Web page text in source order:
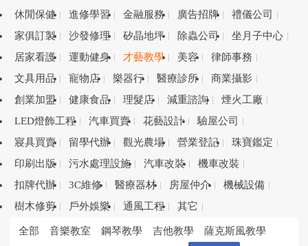
休閒保健
進修學習 金融服務 廣告招牌
禮儀公司
家俱訂製
沙發修理 矽晶地坪 除蟲公司
坐月子中心
居家看護
運動健身 才藝教學 美容
律師事務
文具用品
寵物店 樂器行 醫療診所
商業攝影
創業加盟
健康食品 理髮店 減重諮詢
煙火工廠
LED燈飾工程
汽車買賣 花藝設計
驗屋公司
寢具買賣
留學代辦 觀光農場 營業登記
珠寶鑑定
印刷出版
污水處理設施 汽車改裝
機車改裝
扣牌代辦
3C維修 醫療器材 房屋仲介
機械設備
樹木修剪
戶外娛樂 通風工程 其它
全部 音樂教室 鋼琴教學 吉他教學
薩克斯風教學